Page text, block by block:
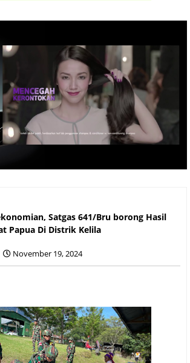
Satgas 641/Bru borong Hasil
Papua Di Distrik Kelila
November 19, 2024